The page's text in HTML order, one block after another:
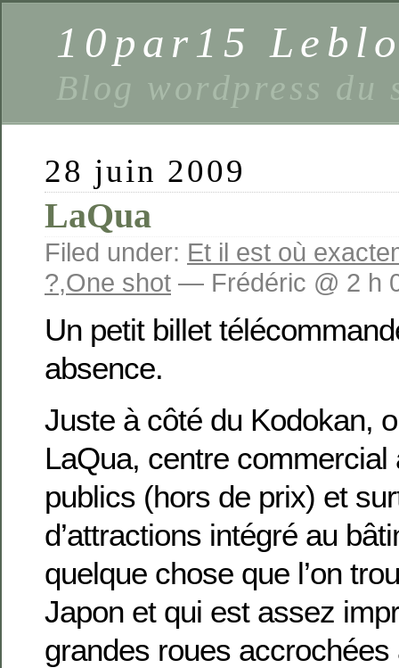
10par15
Blog wordpress du
28 juin 2009
LaQua
Filed under: Et il est où
?,One shot — Frédéric @ 2 h
Un petit billet
absence.
Juste à côté du Kodokan,
LaQua, centre
publics (hors de prix) et
d’attractions intégré au
quelque chose que l’on
Japon et qui est assez
grandes roues